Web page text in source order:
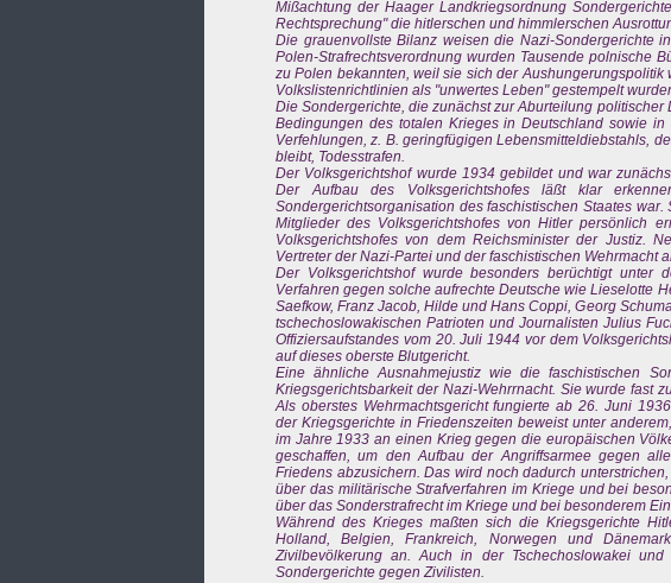
Mißachtung der Haager Landkriegsordnung
Rechtsprechung" die hitlerschen und himmlerschen
Die grauenvollste Bilanz weisen die Nazi-Sondergerichte
Polen-Strafrechtsverordnung wurden Tausende polnische
zu Polen bekannten, weil sie sich der
Volkslistenrichtlinien als "unwertes Leben" gestempelt
Die Sondergerichte, die zunächst zur Aburteilung
Bedingungen des totalen Krieges in Deutschland sowie
Verfehlungen, z. B. geringfügigen Lebensmitteldiebstahls,
bleibt, Todesstrafen.
Der Volksgerichtshof wurde 1934 gebildet und war
Der Aufbau des Volksgerichtshofes läßt klar
Sondergerichtsorganisation des faschistischen Staates
Mitglieder des Volksgerichtshofes von Hitler persönlich
Volksgerichtshofes von dem Reichsminister der Justiz.
Vertreter der Nazi-Partei und der faschistischen Wehrmacht
Der Volksgerichtshof wurde besonders berüchtigt unter
Verfahren gegen solche aufrechte Deutsche wie Lieselotte
Saefkow, Franz Jacob, Hilde und Hans Coppi, Georg
tschechoslowakischen Patrioten und Journalisten Julius
Offiziersaufstandes vom 20. Juli 1944 vor dem
auf dieses oberste Blutgericht.
Eine ähnliche Ausnahmejustiz wie die faschistischen
Kriegsgerichtsbarkeit der Nazi-Wehrrnacht. Sie wurde fast
Als oberstes Wehrmachtsgericht fungierte ab 26. Juni
der Kriegsgerichte in Friedenszeiten beweist unter
im Jahre 1933 an einen Krieg gegen die europäischen
geschaffen, um den Aufbau der Angriffsarmee gegen
Friedens abzusichern. Das wird noch dadurch
über das militärische Strafverfahren im Kriege und bei
über das Sonderstrafrecht im Kriege und bei besonderem
Während des Krieges maßten sich die Kriegsgerichte
Holland, Belgien, Frankreich, Norwegen und
Zivilbevölkerung an. Auch in der Tschechoslowakei
Sondergerichte gegen Zivilisten.